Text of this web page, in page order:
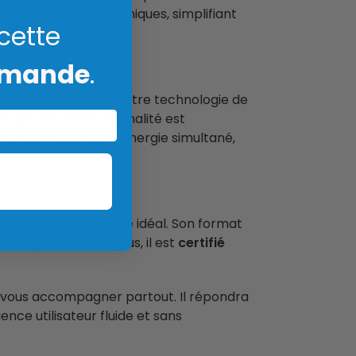
appareils électroniques, simplifiant
câbles intégrés. Notre technologie de
Cette fonctionnalité est
un apport en énergie simultané,
de voyage idéal. Son format
. De plus, il est certifié
accompagner partout. Il répondra
utilisateur fluide et sans
.